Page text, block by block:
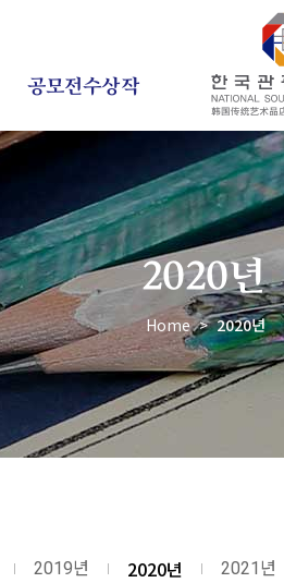
공모전수상작
2020년
Home > 2020년
2019년 2020년 2021년